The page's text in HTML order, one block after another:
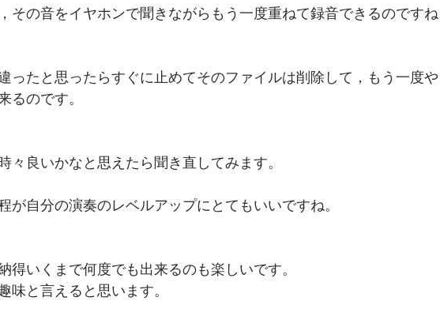
その音をイヤホンで聞きながらもう一度重ねて録音できるのです
ったと思ったらすぐに止めてそのファイルは削除して，もう一度
るのです。
々良いかなと思えたら聞き直してみます。
が自分の演奏のレベルアップにとてもいいですね。
得いくまで何度でも出来るのも楽しいです。
味と言えると思います。